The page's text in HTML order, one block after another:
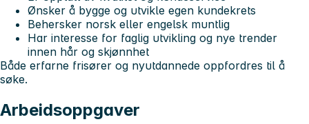
Ønsker å bygge og utvikle egen kundekrets
Behersker norsk eller engelsk muntlig
Har interesse for faglig utvikling og nye trender
innen hår og skjønnhet
Både erfarne frisører og nyutdannede oppfordres til å
søke.
Arbeidsoppgaver